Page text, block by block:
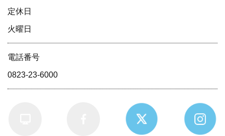
定休⽇
火曜日
電話番号
0823-23-6000